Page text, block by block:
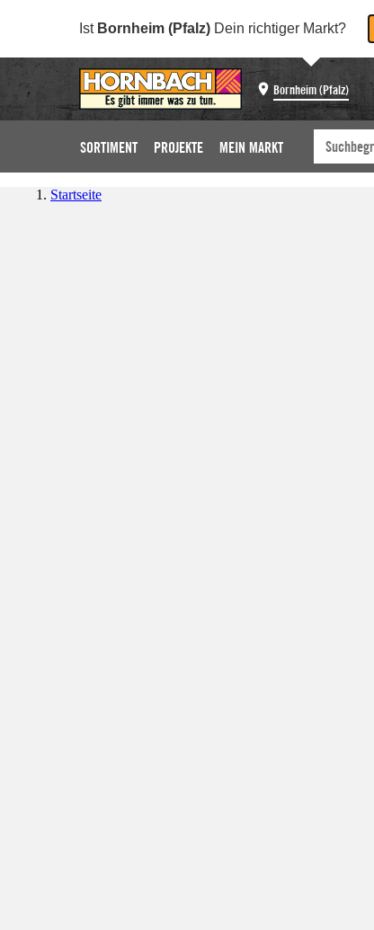
Ist Bornheim (Pfalz) Dein richtiger Markt?
Bornheim (Pfalz)
SORTIMENT PROJEKTE MEIN MARKT
Startseite